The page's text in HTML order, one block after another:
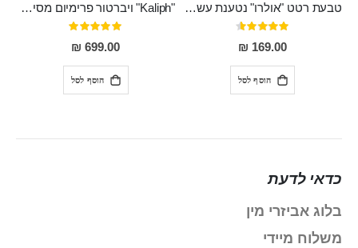
טבעת רטט "אולרו" נטענת עשויה סיליקון רפואי עם רטט חזק ומטריף חושים
דירוג:
91%
169.00 ₪
הוסף לסל
"Kaliph" ויברטור פרימיום מסיליקון רפואי , נטען, שקט במיוחד, מסתובב ומתפתל, שמנמן עם חדירה 14 סמ
דירוג:
100%
699.00 ₪
הוסף לסל
כדאי לדעת
בלוג אביזרי מין
משלוח מיידי